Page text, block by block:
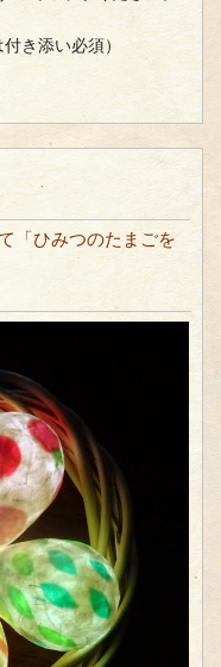
き添い必須）
「ひみつのたまごを